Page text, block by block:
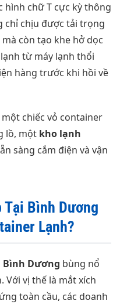
hình chữ T cực kỳ thông
chỉ chịu được tải trọng
còn tạo khe hở dọc
từ máy lạnh thổi
hàng trước khi hồi về
chiếc vỏ container
lồ, một kho lạnh
sàng cắm điện và vận
Tại Bình Dương
Lạnh?
Dương bùng nổ
Với vị thế là mắt xích
toàn cầu, các doanh